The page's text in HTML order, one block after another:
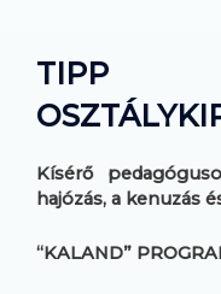
TIPP
Kísérő
hajózás, a kenuzás
“KALAND”